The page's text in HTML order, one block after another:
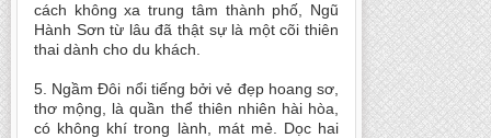
cách không xa trung tâm thành phố, Ngũ
Hành Sơn từ lâu đã thật sự là một cõi thiên
thai dành cho du khách.
5. Ngầm Đôi nổi tiếng bởi vẻ đẹp hoang sơ,
thơ mộng, là quần thể thiên nhiên hài hòa,
có không khí trong lành, mát mẻ. Dọc hai